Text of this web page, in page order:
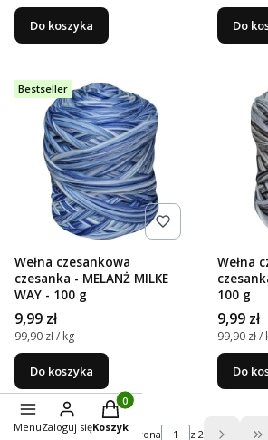
Do koszyka Do
Bestseller
Wełna czesankowa
czesanka - MELANŻ MILKE
WAY - 100 g
Cena
9,99 zł
Cena jednostkowa
99,90 zł / kg
Do koszyka
Wełna
100 g
Cena
9,99 zł
Cena
99,90 zł /
Do
Strona z 2
MenuZaloguj się
Produkty w koszyku: 0.
Koszyk